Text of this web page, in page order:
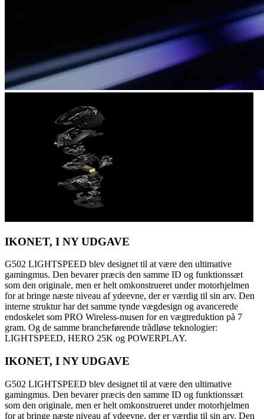
IKONET, I NY UDGAVE
G502 LIGHTSPEED blev designet til at være den ultimative
gamingmus. Den bevarer præcis den samme ID og funktionssæt
som den originale, men er helt omkonstrueret under motorhjelmen
for at bringe næste niveau af ydeevne, der er værdig til sin arv. Den
interne struktur har det samme tynde vægdesign og avancerede
endoskelet som PRO Wireless-musen for en vægtreduktion på 7
gram. Og de samme brancheførende trådløse teknologier:
LIGHTSPEED, HERO 25K og POWERPLAY.
IKONET, I NY UDGAVE
G502 LIGHTSPEED blev designet til at være den ultimative
gamingmus. Den bevarer præcis den samme ID og funktionssæt
som den originale, men er helt omkonstrueret under motorhjelmen
for at bringe næste niveau af ydeevne, der er værdig til sin arv. Den